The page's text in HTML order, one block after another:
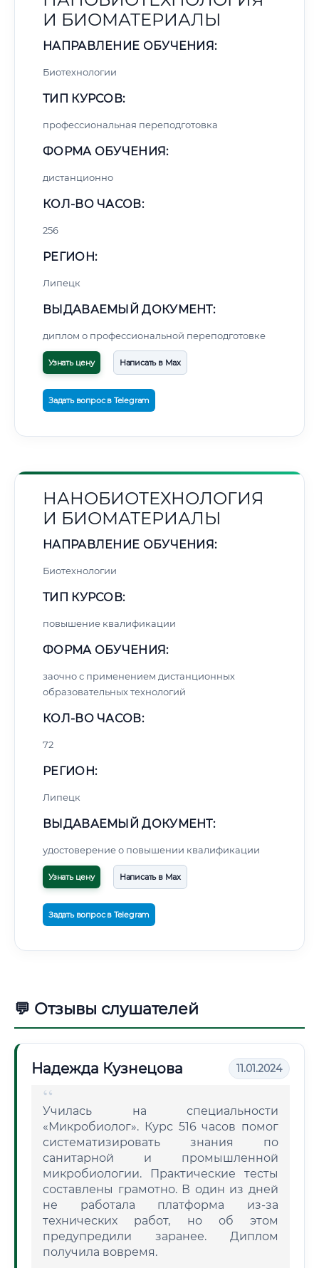
И БИОМАТЕРИАЛЫ
НАПРАВЛЕНИЕ ОБУЧЕНИЯ:
Биотехнологии
ТИП КУРСОВ:
профессиональная переподготовка
ФОРМА ОБУЧЕНИЯ:
дистанционно
КОЛ-ВО ЧАСОВ:
256
РЕГИОН:
Липецк
ВЫДАВАЕМЫЙ ДОКУМЕНТ:
диплом о профессиональной переподготовке
Узнать цену Написать в Max
Задать вопрос в Telegram
НАНОБИОТЕХНОЛОГИЯ
И БИОМАТЕРИАЛЫ
НАПРАВЛЕНИЕ ОБУЧЕНИЯ:
Биотехнологии
ТИП КУРСОВ:
повышение квалификации
ФОРМА ОБУЧЕНИЯ:
заочно с применением дистанционных
образовательных технологий
КОЛ-ВО ЧАСОВ:
72
РЕГИОН:
Липецк
ВЫДАВАЕМЫЙ ДОКУМЕНТ:
удостоверение о повышении квалификации
Узнать цену Написать в Max
Задать вопрос в Telegram
💬 Отзывы слушателей
Надежда Кузнецова 11.01.2024
Училась на специальности
«Микробиолог». Курс 516 часов помог
систематизировать знания по
санитарной и промышленной
микробиологии. Практические тесты
составлены грамотно. В один из дней
не работала платформа из-за
технических работ, но об этом
предупредили заранее. Диплом
получила вовремя.